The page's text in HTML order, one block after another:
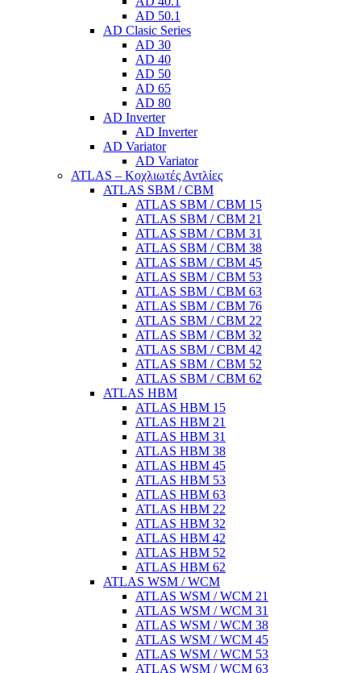
AD 50.1
AD Clasic Series
AD 30
AD 40
AD 50
AD 65
AD 80
AD Inverter
AD Inverter
AD Variator
AD Variator
ATLAS – Κοχλιωτές Αντλίες
ATLAS SBM / CBM
ATLAS SBM / CBM 15
ATLAS SBM / CBM 21
ATLAS SBM / CBM 31
ATLAS SBM / CBM 38
ATLAS SBM / CBM 45
ATLAS SBM / CBM 53
ATLAS SBM / CBM 63
ATLAS SBM / CBM 76
ATLAS SBM / CBM 22
ATLAS SBM / CBM 32
ATLAS SBM / CBM 42
ATLAS SBM / CBM 52
ATLAS SBM / CBM 62
ATLAS HBM
ATLAS HBM 15
ATLAS HBM 21
ATLAS HBM 31
ATLAS HBM 38
ATLAS HBM 45
ATLAS HBM 53
ATLAS HBM 63
ATLAS HBM 22
ATLAS HBM 32
ATLAS HBM 42
ATLAS HBM 52
ATLAS HBM 62
ATLAS WSM / WCM
ATLAS WSM / WCM 21
ATLAS WSM / WCM 31
ATLAS WSM / WCM 38
ATLAS WSM / WCM 45
ATLAS WSM / WCM 53
ATLAS WSM / WCM 63